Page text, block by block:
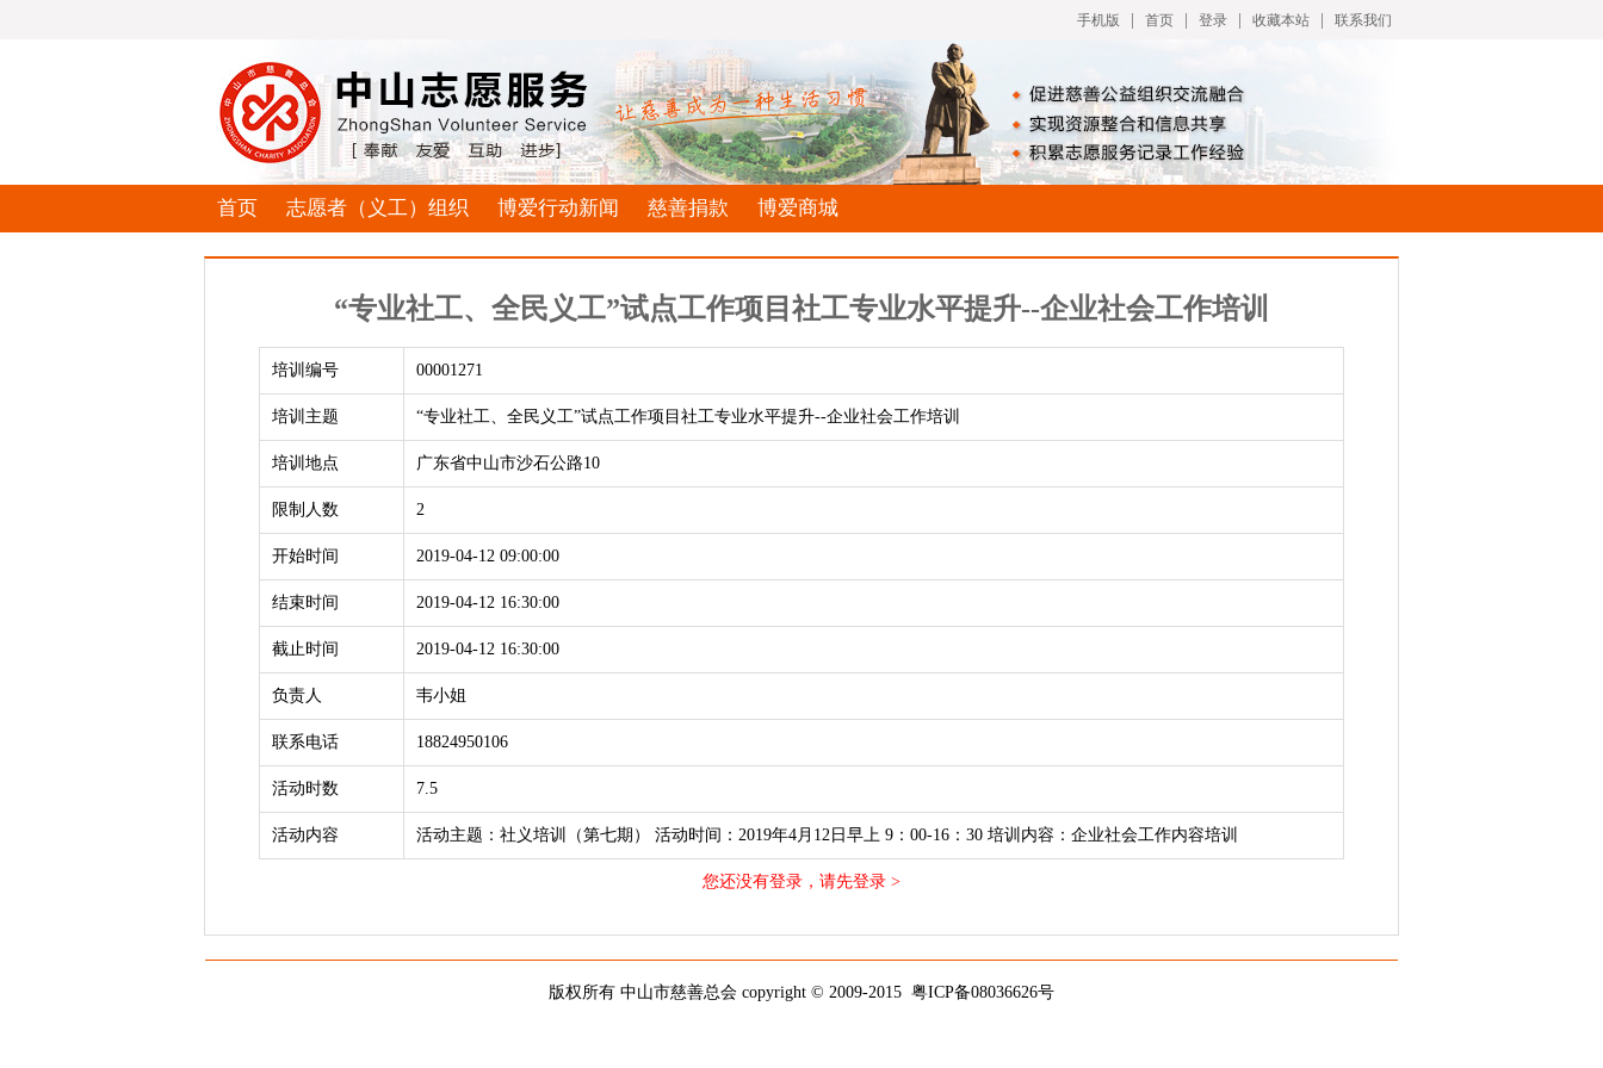
手机版 首页 登录 收藏本站 联系我们
首页 志愿者（义工）组织 博爱行动新闻 慈善捐款 博爱商城
“专业社工、全民义工”试点工作项目社工专业水平提升--企业社会工作培训
培训编号 00001271
培训主题 “专业社工、全民义工”试点工作项目社工专业水平提升--企业社会工作培训
培训地点 广东省中山市沙石公路10
限制人数 2
开始时间 2019-04-12 09:00:00
结束时间 2019-04-12 16:30:00
截止时间 2019-04-12 16:30:00
负责人 韦小姐
联系电话 18824950106
活动时数 7.5
活动内容 活动主题：社义培训（第七期） 活动时间：2019年4月12日早上 9：00-16：30 培训内容：企业社会工作内容培训
您还没有登录，请先登录 >
版权所有 中山市慈善总会 copyright © 2009-2015 粤ICP备08036626号